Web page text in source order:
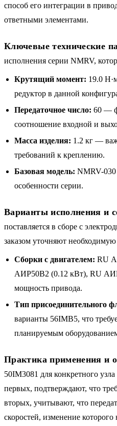
способ его интеграции в
ответными элементами.
Ключевые технические
исполнения серии NMRV,
Крутящий момент: 19.0
редуктор в данной
Передаточное число: 60 —
соотношение входной и
Масса изделия: 1.2 кг —
требований к креплению.
Базовая модель: NMRV-030
особенности серии.
Варианты исполнения и
поставляется в сборе с
заказом уточняют
Сборки с двигателем: RU
АИР50B2 (0.12 кВт), RU
мощность привода.
Тип присоединительного
варианты 56IMB5, что
планируемым
Практика применения и
50IM3081 для конкретного
первых, подтверждают, что
вторых, учитывают, что
скоростей, изменение